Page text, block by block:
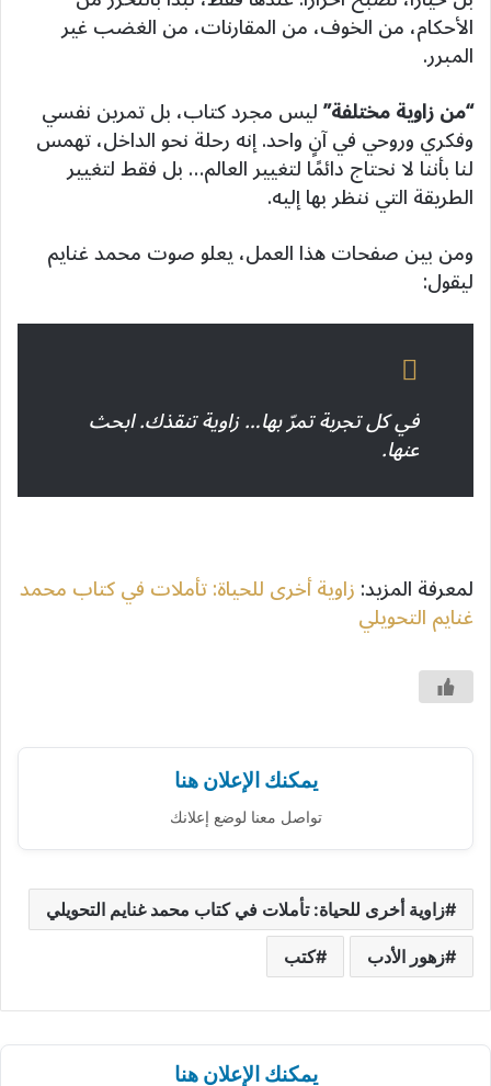
الأحكام، من الخوف، من المقارنات، من الغضب غير
المبرر.
“من زاوية مختلفة”ليس مجرد كتاب، بل تمرين نفسي
وفكري وروحي في آنٍ واحد. إنه رحلة نحو الداخل، تهمس
لنا بأننا لا نحتاج دائمًا لتغيير العالم… بل فقط لتغيير
الطريقة التي ننظر بها إليه.
ومن بين صفحات هذا العمل، يعلو صوت محمد غنايم
ليقول:
في كل تجربة تمرّ بها… زاوية تنقذك. ابحث
عنها.
لمعرفة المزيد:زاوية أخرى للحياة: تأملات في كتاب محمد
غنايم التحويلي
يمكنك الإعلان هنا
تواصل معنا لوضع إعلانك
زاوية أخرى للحياة: تأملات في كتاب محمد غنايم التحويلي
زهور الأدب كتب
يمكنك الإعلان هنا